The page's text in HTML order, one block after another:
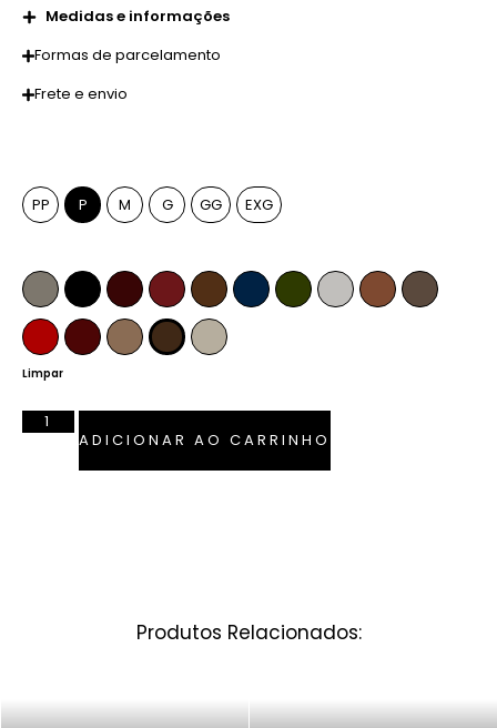
Medidas e informações
Formas de parcelamento
Frete e envio
PP
P M G GG EXG
Fendi Preto Pinhão MarsalaWhiskeyAzul MarinhoVerde Musgo
Off-WhiteCarameloAnelina
Vermelho Ferrari
Bordô Camel Tabaco Pérola
Limpar
ADICIONAR AO CARRINHO
Produtos Relacionados: